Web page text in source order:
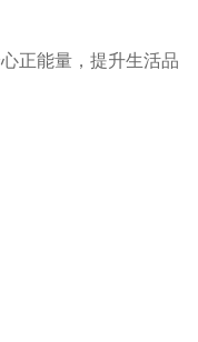
正能量，提升生活品